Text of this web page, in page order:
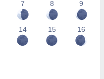
7
8 9
14 15 16